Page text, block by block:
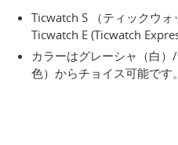
Ticwatch S （ティックウ
Ticwatch E (Ticwatch
カラーはグレーシャ（白
色）からチョイス可能です。